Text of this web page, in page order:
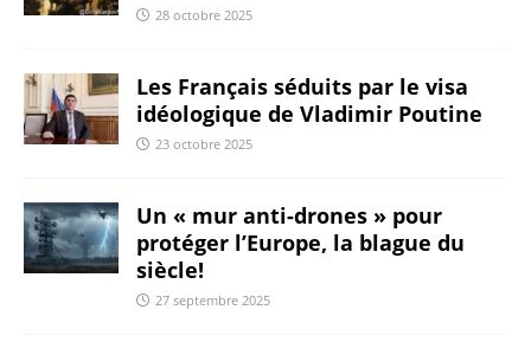
28 octobre 2025
Les Français séduits par le visa
idéologique de Vladimir Poutine
23 octobre 2025
Un « mur anti-drones » pour
protéger l’Europe, la blague du
siècle!
27 septembre 2025